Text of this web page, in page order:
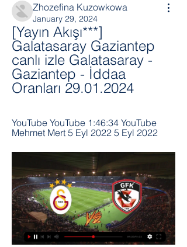
Zhozefina Kuzowkowa
January 29, 2024
[Yayın Akışı***]
Galatasaray Gaziantep
canlı izle Galatasaray -
Gaziantep - İddaa
Oranları 29.01.2024
YouTube YouTube 1:46:34 YouTube
Mehmet Mert 5 Eyl 2022 5 Eyl 2022